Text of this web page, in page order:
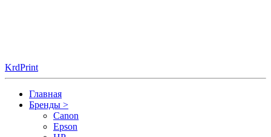
KrdPrint
Главная
Бренды >
Canon
Epson